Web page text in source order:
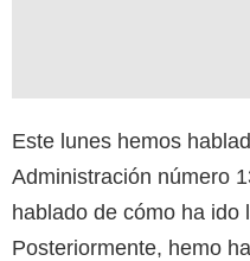
Este lunes hemos
Administración número
hablado de cómo ha ido
Posteriormente, hemo